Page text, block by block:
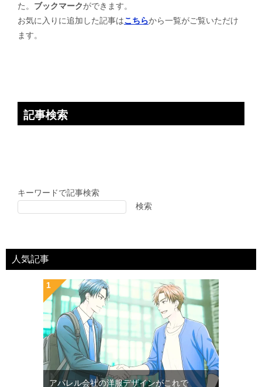
た。 ブックマークができます。
お気に入りに追加した記事はこちらから一覧がご覧いただけ
ます。
記事検索
キーワードで記事検索
検索
人気記事
アパレル会社の洋服デザインがこれで